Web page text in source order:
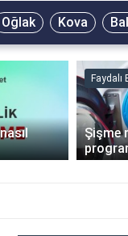
Oğlak Kova
Faydalı
Şişme